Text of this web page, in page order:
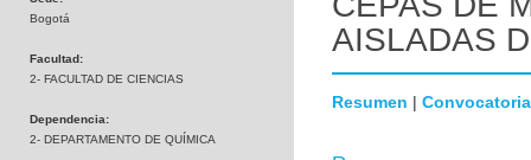
Bogotá
Facultad:
2- FACULTAD DE CIENCIAS
Dependencia:
2- DEPARTAMENTO DE QUÍMICA
AISLADAS
Resumen | Convocatoria